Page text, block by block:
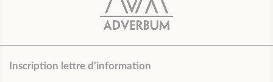
Inscription lettre d'information